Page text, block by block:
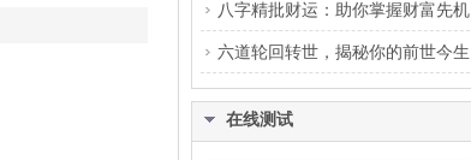
八字精批财运：助你掌握财富先机
六道轮回转世，揭秘你的前世今生
在线测试